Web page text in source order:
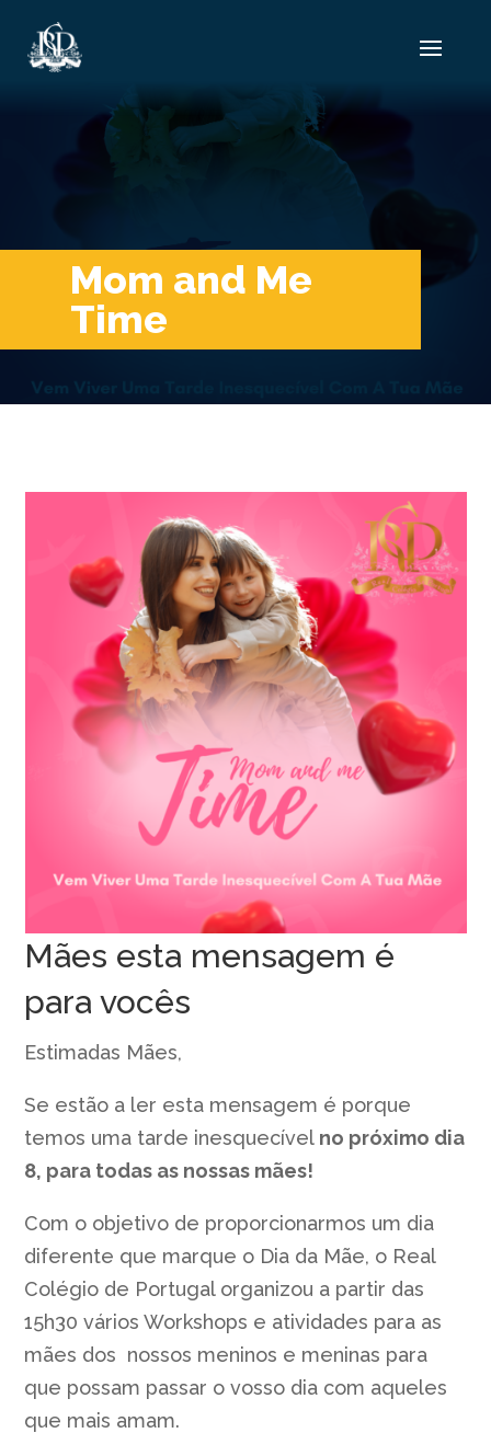
Mom and Me
Time
Mães esta mensagem é
para vocês
Estimadas Mães,
Se estão a ler esta mensagem é porque
temos uma tarde inesquecível no próximo dia
8, para todas as nossas mães!
Com o objetivo de proporcionarmos um dia
diferente que marque o Dia da Mãe, o Real
Colégio de Portugal organizou a partir das
15h30 vários Workshops e atividades para as
mães dos nossos meninos e meninas para
que possam passar o vosso dia com aqueles
que mais amam.